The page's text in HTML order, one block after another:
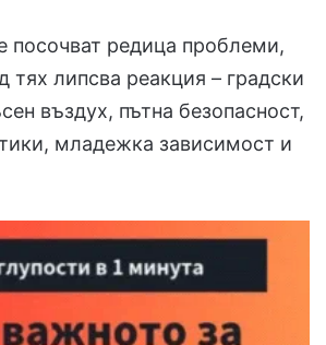
посочват редица проблеми,
тях липсва реакция – градски
въздух, пътна безопасност,
младежка зависимост и